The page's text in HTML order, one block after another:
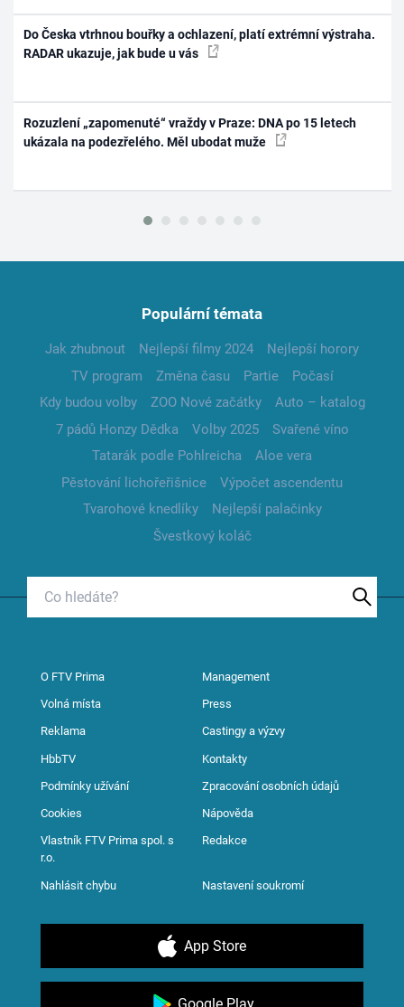
Do Česka vtrhnou bouřky a ochlazení, platí extrémní výstraha.
RADAR ukazuje, jak bude u vás
Rozuzlení „zapomenuté“ vraždy v Praze: DNA po 15 letech
ukázala na podezřelého. Měl ubodat muže
Populární témata
Jak zhubnout Nejlepší filmy 2024
Nejlepší horory
TV program
Změna času Partie
Počasí
Kdy budou volby
ZOO Nové začátky
Auto – katalog
7 pádů Honzy Dědka
Volby 2025
Svařené víno
Tatarák podle Pohlreicha
Aloe vera
Pěstování lichořeřišnice
Výpočet ascendentu
Tvarohové knedlíky
Nejlepší palačinky
Švestkový koláč
O FTV Prima Management
Volná místa Press
Reklama Castingy a výzvy
HbbTV Kontakty
Podmínky užívání Zpracování osobních údajů
Cookies Nápověda
Vlastník FTV Prima spol. s
r.o.
Redakce
Nahlásit chybu Nastavení soukromí
App Store